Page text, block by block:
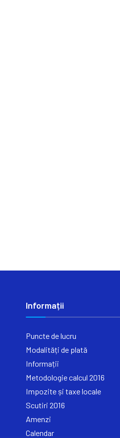
Informații
Puncte de lucru
Modalități de plată
Informații
Metodologie calcul 2016
Impozite și taxe locale
Scutiri 2016
Amenzi
Calendar